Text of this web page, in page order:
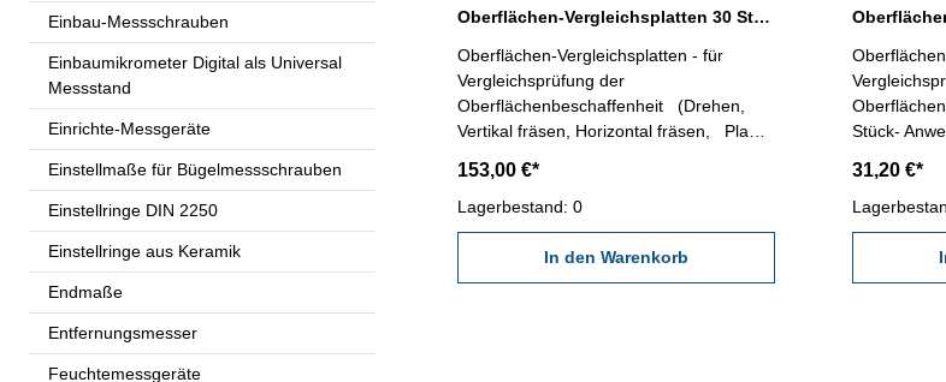
Einbau-Messschrauben
Einbaumikrometer Digital als Universal
Messstand
Einrichte-Messgeräte
Einstellmaße für Bügelmessschrauben
Einstellringe DIN 2250
Einstellringe aus Keramik
Endmaße
Entfernungsmesser
Feuchtemessgeräte
Oberflächen-Vergleichsplatten 30 Stück
Oberflächen-Vergleichsplatten - für
Vergleichsprüfung der
Oberflächenbeschaffenheit (Drehen,
Vertikal fräsen, Horizontal fräsen, Plan
Vergleichbereiche: Ra 0,05 - 12,5 µm
AA 2 - 500 µin ISO N2 - N10 Satz von
30 Stück Größe der einzelnen
Vergleichsplatten: 21,5 x 10 mm
153,00 €*
Lagerbestand: 0
In den Warenkorb
Stück-
3,2 / 1,6 /
µ AA: 500 /
31,20 €*